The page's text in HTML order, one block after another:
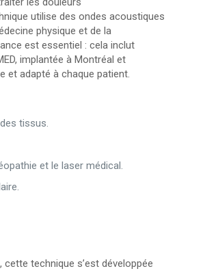
utilise des ondes acoustiques
physique et de la
est essentiel : cela inclut
implantée à Montréal et
et adapté à chaque patient.
tissus.
et le laser médical.
cette technique s’est développée